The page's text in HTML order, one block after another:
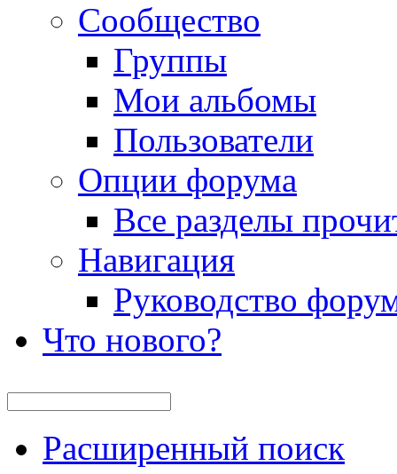
Сообщество
Группы
Мои альбомы
Пользователи
Опции форума
Все разделы
Навигация
Руководство
Что нового?
Расширенный поиск